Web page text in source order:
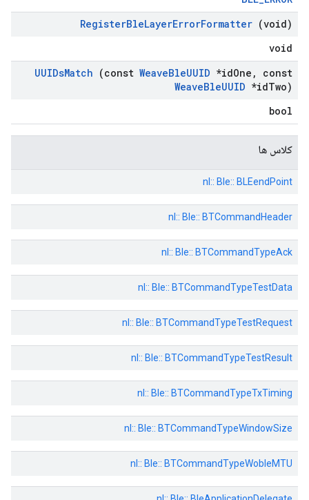
RegisterBleLayerErrorFormatter (void)
void
UUIDsMatch (const WeaveBleUUID *idOne ,
const
WeaveBleUUID *idTwo)
bool
کلاس ها
nl:: Ble:: BLEendPoint
nl:: Ble:: BTCommandHeader
nl:: Ble:: BTCommandTypeAck
nl:: Ble:: BTCommandTypeTestData
nl:: Ble:: BTCommandTypeTestRequest
nl:: Ble:: BTCommandTypeTestResult
nl:: Ble:: BTCommandTypeTxTiming
nl:: Ble:: BTCommandTypeWindowSize
nl:: Ble:: BTCommandTypeWobleMTU